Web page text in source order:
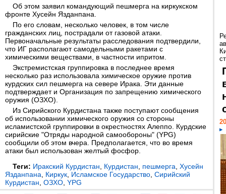
Об этом заявил командующий пешмерга на киркукском
фронте Хусейн Язданпана.
По его словам, несколько человек, в том числе
гражданских лиц, пострадали от газовой атаки.
Первоначальные результаты расследования подтвердили,
что ИГ располагают самодельными ракетами с
химическими веществами, в частности ипритом.
Экстремистская группировка в последнее время
несколько раз использовала химическое оружие против
курдских сил пешмерга на севере Ирака. Эти данные
подтверждает и Организация по запрещению химического
оружия (ОЗХО).
Из Сирийского Курдистана также поступают сообщения
об использовании химического оружия со стороны
исламистской группировки в окрестностях Алеппо. Курдские
сирийские "Отряды народной самообороны" (YPG)
сообщили об этом вчера. Предполагается, что во время
атаки был использован желтый фосфор.
Теги: Иракский Курдистан Курдистан пешмерга Хусейн
Язданпана
Киркук Исламское Государство Сирийский
Курдистан ОЗХО YPG